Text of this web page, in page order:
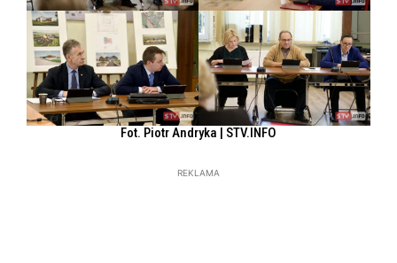
Fot. Piotr Andryka | STV.INFO
REKLAMA